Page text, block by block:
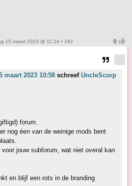
15 maart 2023 @ 11:24 • 182
maart 2023 10:58 schreef UncleScorp
forum.
nog éen van de weinige mods bent
jouw subforum, wat niet overal kan
en blijf een rots in de branding